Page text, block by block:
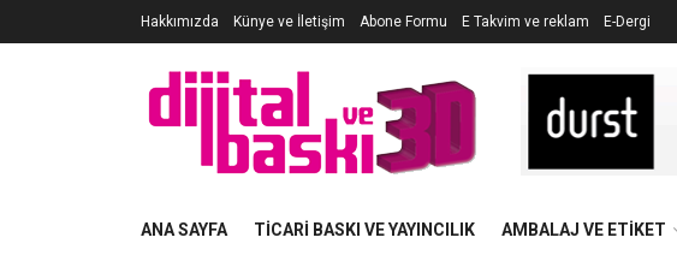
Hakkımızda Künye ve İletişim Abone Formu E Takvim ve reklam E-Dergi
ANA SAYFA TICARI BASKI VE YAYINCILIK AMBALAJ VE ETIKET